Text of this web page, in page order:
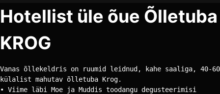
Hotellist üle õue Õlletuba
KROG
Vanas õllekeldris on ruumid leidnud, kahe saaliga, 40-60
külalist mahutav õlletuba Krog.
• Viime läbi Moe ja Muddis toodangu degusteerimisi